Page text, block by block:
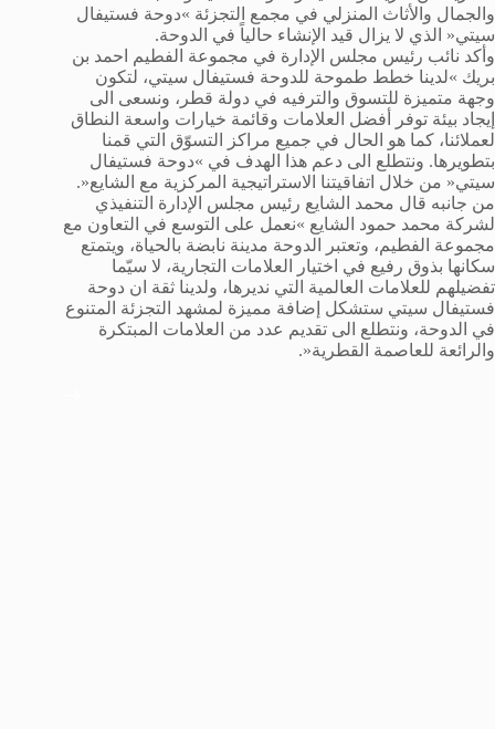
والجمال والأثاث المنزلي في مجمع التجزئة »دوحة فستيفال
سيتي« الذي لا يزال قيد الإنشاء حالياً في الدوحة.
وأكد نائب رئيس مجلس الإدارة في مجموعة الفطيم احمد بن
بريك »لدينا خطط طموحة للدوحة فستيفال سيتي، لتكون
وجهة متميزة للتسوق والترفيه في دولة قطر، ونسعى الى
إيجاد بيئة توفر أفضل العلامات وقائمة خيارات واسعة النطاق
لعملائنا، كما هو الحال في جميع مراكز التسوّق التي قمنا
بتطويرها. ونتطلع الى دعم هذا الهدف في »دوحة فستيفال
سيتي« من خلال اتفاقيتنا الاستراتيجية المركزية مع الشايع«.
من جانبه قال محمد الشايع رئيس مجلس الإدارة التنفيذي
لشركة محمد حمود الشايع »نعمل على التوسع في التعاون مع
مجموعة الفطيم، وتعتبر الدوحة مدينة نابضة بالحياة، ويتمتع
سكانها بذوق رفيع في اختيار العلامات التجارية، لا سيّما
تفضيلهم للعلامات العالمية التي نديرها، ولدينا ثقة ان دوحة
فستيفال سيتي ستشكل إضافة مميزة لمشهد التجزئة المتنوع
في الدوحة، ونتطلع الى تقديم عدد من العلامات المبتكرة
والرائعة للعاصمة القطرية«.